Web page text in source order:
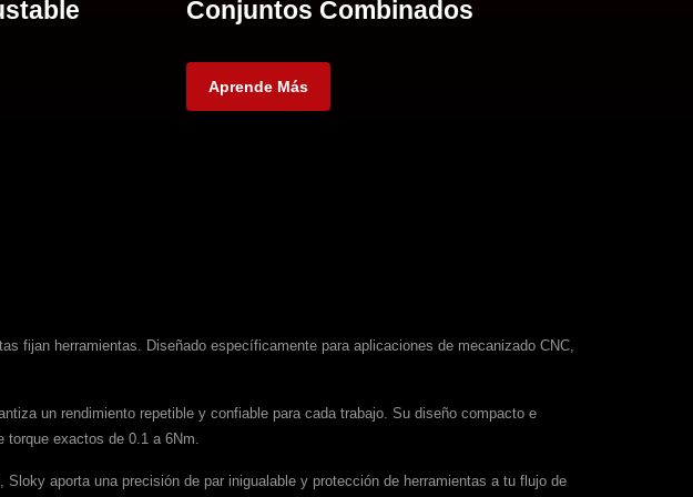
Conjuntos Combinados
Aprende Más
fijan herramientas. Diseñado específicamente para aplicaciones de mecanizado CNC,
un rendimiento repetible y confiable para cada trabajo. Su diseño compacto e
torque exactos de 0.1 a 6Nm.
aporta una precisión de par inigualable y protección de herramientas a tu flujo de